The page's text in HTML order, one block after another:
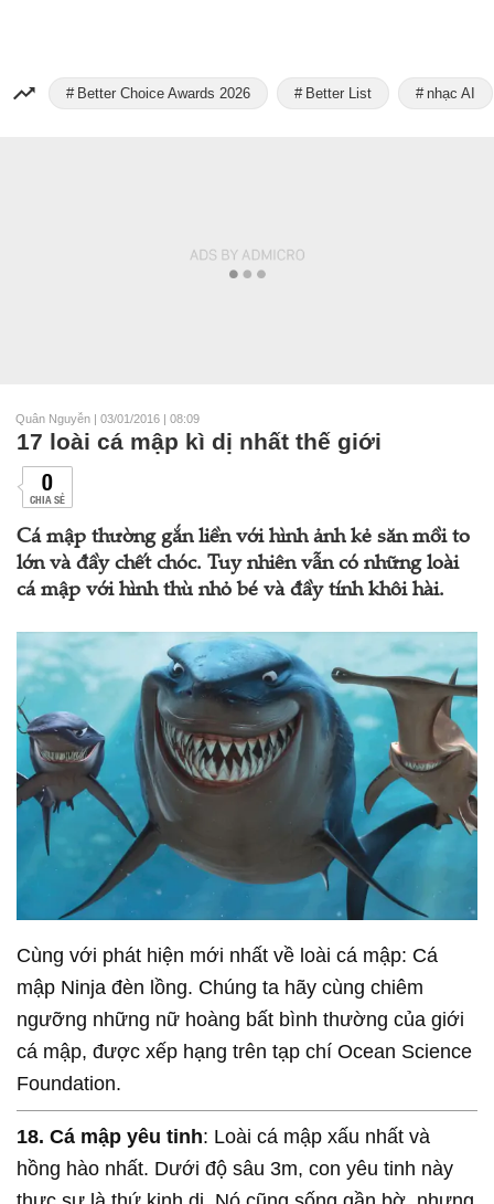
Better Choice Awards 2026 Better List nhạc AI
Quân Nguyễn | 03/01/2016 | 08:09
17 loài cá mập kì dị nhất thế giới
0
CHIA SẺ
Cá mập thường gắn liền với hình ảnh kẻ săn mồi to
lớn và đầy chết chóc. Tuy nhiên vẫn có những loài
cá mập với hình thù nhỏ bé và đầy tính khôi hài.
Cùng với phát hiện mới nhất về loài cá mập: Cá
mập Ninja đèn lồng. Chúng ta hãy cùng chiêm
ngưỡng những nữ hoàng bất bình thường của giới
cá mập, được xếp hạng trên tạp chí Ocean Science
Foundation.
18. Cá mập yêu tinh: Loài cá mập xấu nhất và
hồng hào nhất. Dưới độ sâu 3m, con yêu tinh này